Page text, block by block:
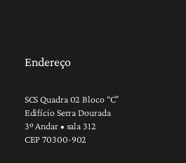
Endereço
SCS Quadra 02 Bloco “C”
Edifício Serra Dourada
3º Andar • sala 312
CEP 70300-902